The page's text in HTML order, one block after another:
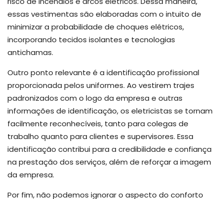
essas vestimentas são elaboradas com o intuito de
minimizar a probabilidade de choques elétricos,
incorporando tecidos isolantes e tecnologias
antichamas.
Outro ponto relevante é a identificação profissional
proporcionada pelos uniformes. Ao vestirem trajes
padronizados com o logo da empresa e outras
informações de identificação, os eletricistas se tornam
facilmente reconhecíveis, tanto para colegas de
trabalho quanto para clientes e supervisores. Essa
identificação contribui para a credibilidade e confiança
na prestação dos serviços, além de reforçar a imagem
da empresa.
Por fim, não podemos ignorar o aspecto do conforto